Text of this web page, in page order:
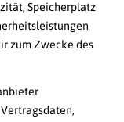
Speicherplatz
zum Zwecke des